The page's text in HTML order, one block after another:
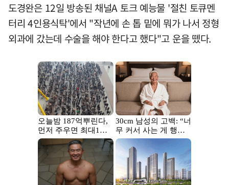
도경완은 12일 방송된 채널A 토크 예능물 '절친 토큐멘
터리 4인용식탁'에서 "작년에 손 톱 밑에 뭐가 나서 정형
외과에 갔는데 수술을 해야 한다고 했다"고 운을 뗐다.